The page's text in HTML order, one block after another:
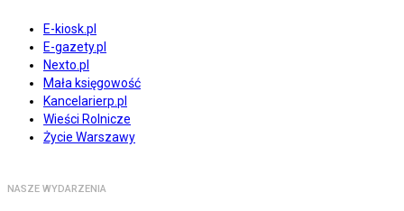
E-kiosk.pl
E-gazety.pl
Nexto.pl
Mała księgowość
Kancelarierp.pl
Wieści Rolnicze
Życie Warszawy
NASZE WYDARZENIA